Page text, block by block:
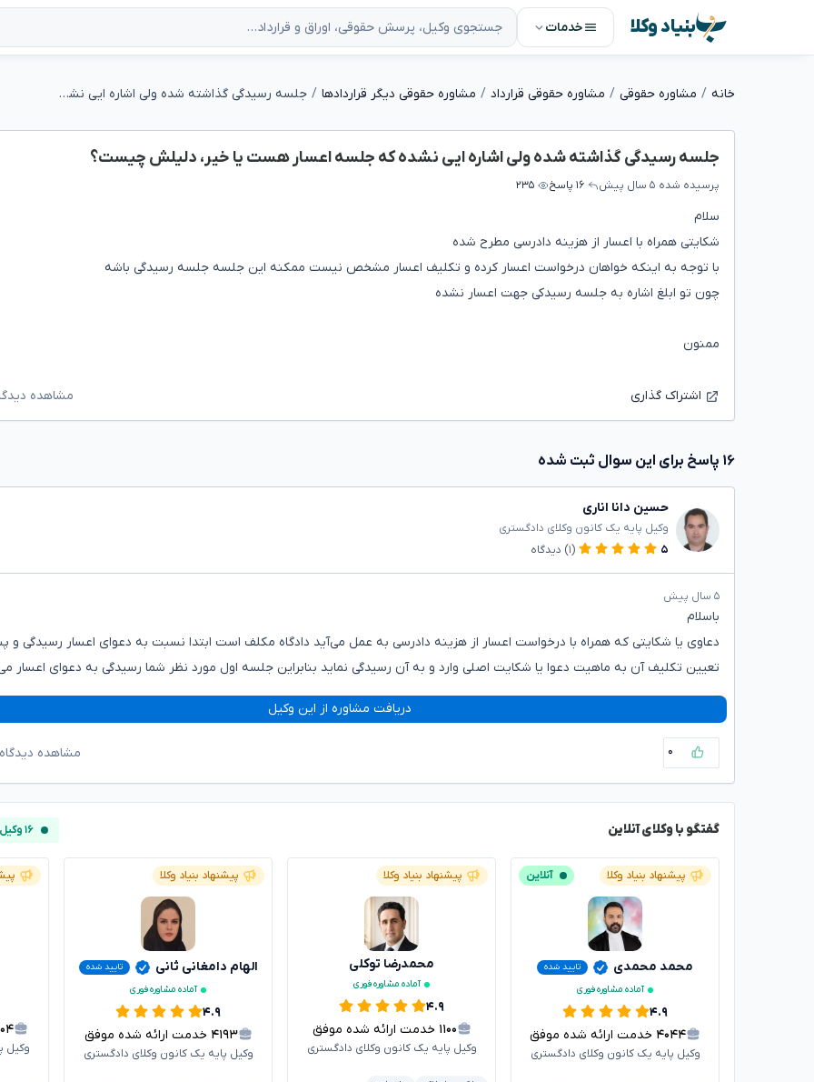
بنیاد وکلا خدمات
خانه مشاوره حقوقی مشاوره حقوقی قرارداد مشاوره حقوقی دیگر قراردادها جلسه رسیدگی گذاشته شده ولی اشاره ایی نشده که جلسه اعسار هست یا خیر، دلیلش چیست؟
جلسه رسیدگی گذاشته شده ولی اشاره ایی نشده که جلسه اعسار هست یا خیر، دلیلش چیست؟
پرسیده شده ۵ سال پیش ۱۶ پاسخ ۲۳۵
سلام
شکایتی همراه با اعسار از هزینه دادرسی مطرح شده
با توجه به اینکه خواهان درخواست اعسار کرده و تکلیف اعسار مشخص نیست ممکنه این جلسه جلسه رسیدگی باشه
چون تو ابلغ اشاره به جلسه رسیدکی جهت اعسار نشده
ممنون
اشتراک گذاری مشاهده
۱۶ پاسخ برای این سوال ثبت شده
حسین دانا اناری
وکیل پایه یک کانون وکلای دادگستری
۵
(۱) دیدگاه
۵ سال پیش
باسلام
دعاوی یا شکایتی که همراه با درخواست اعسار از هزینه دادرسی به عمل می‌آید دادگاه مکلف است ابتدا نسبت به دعوای اعسار رسیدگی و
تعیین تکلیف آن به ماهیت دعوا یا شکایت اصلی وارد و به آن رسیدگی نماید بنابراین جلسه اول مورد نظر شما رسیدگی به دعوای اعسار
دریافت مشاوره از این وکیل
۰ مشاهده
گفتگو با وکلای آنلاین ۱۶ وکیل آنلاین
پیشنهاد بنیاد وکلا آنلاین
محمد محمدی
تایید شده
آماده مشاوره فوری
۴.۹
۴۰۴۴ خدمت ارائه شده موفق
وکیل پایه یک کانون وکلای دادگستری
پیشنهاد بنیاد وکلا
محمدرضا توکلی
آماده مشاوره فوری
۴.۹
۱۱۰۰ خدمت ارائه شده موفق
وکیل پایه یک کانون وکلای دادگستری
پیشنهاد بنیاد وکلا
الهام دامغانی ثانی
تایید شده
آماده مشاوره فوری
۴.۹
۴۱۹۳ خدمت ارائه شده موفق
وکیل پایه یک کانون وکلای دادگستری وکیل